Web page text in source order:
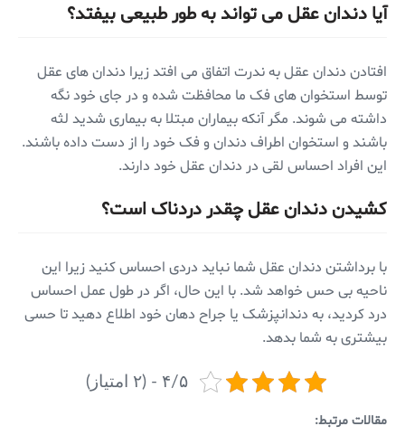
آیا دندان عقل می تواند به طور طبیعی بیفتد؟
افتادن دندان عقل به ندرت اتفاق می افتد زیرا دندان های عقل
توسط استخوان های فک ما محافظت شده و در جای خود نگه
داشته می شوند. مگر آنکه بیماران مبتلا به بیماری شدید لثه
باشند و استخوان اطراف دندان و فک خود را از دست داده باشند.
این افراد احساس لقی در دندان عقل خود دارند.
کشیدن دندان عقل چقدر دردناک است؟
با برداشتن دندان عقل شما نباید دردی احساس کنید زیرا این
ناحیه بی حس خواهد شد. با این حال، اگر در طول عمل احساس
درد کردید، به دندانپزشک یا جراح دهان خود اطلاع دهید تا حسی
بیشتری به شما بدهد.
۴/۵ - (۲ امتیاز)
مقالات مرتبط: